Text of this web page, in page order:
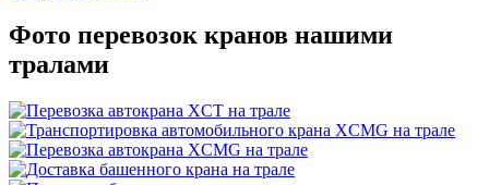
Фото перевозок кранов нашими
тралами